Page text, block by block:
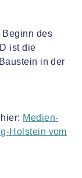
Beginn des
ist die
in der
Medien-
Holstein vom